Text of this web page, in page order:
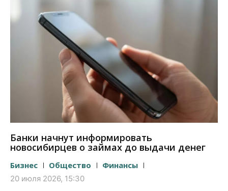
Банки начнут информировать
новосибирцев о займах до выдачи денег
Бизнес Общество Финансы
20 июля 2026, 15:30